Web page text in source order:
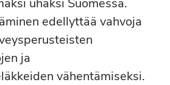
uhaksi Suomessa.
edellyttää vahvoja
ja
vähentämiseksi.